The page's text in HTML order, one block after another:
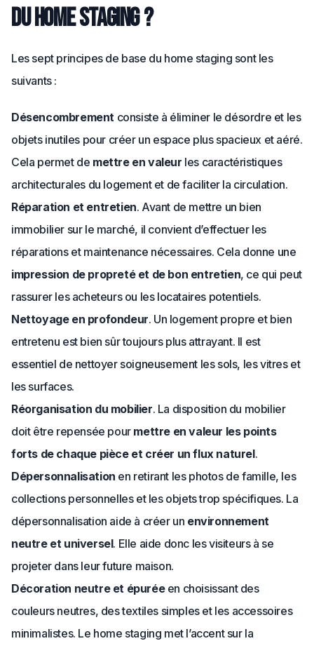
du home staging ?
Les sept principes de base du home staging sont les
suivants :
Désencombrement consiste à éliminer le désordre et les
objets inutiles pour créer un espace plus spacieux et aéré.
Cela permet de mettre en valeur les caractéristiques
architecturales du logement et de faciliter la circulation.
Réparation et entretien. Avant de mettre un bien
immobilier sur le marché, il convient d’effectuer les
réparations et maintenance nécessaires. Cela donne une
impression de propreté et de bon entretien, ce qui peut
rassurer les acheteurs ou les locataires potentiels.
Nettoyage en profondeur. Un logement propre et bien
entretenu est bien sûr toujours plus attrayant. Il est
essentiel de nettoyer soigneusement les sols, les vitres et
les surfaces.
Réorganisation du mobilier. La disposition du mobilier
doit être repensée pour mettre en valeur les points
forts de chaque pièce et créer un flux naturel.
Dépersonnalisation en retirant les photos de famille, les
collections personnelles et les objets trop spécifiques. La
dépersonnalisation aide à créer un environnement
neutre et universel. Elle aide donc les visiteurs à se
projeter dans leur future maison.
Décoration neutre et épuréeen choisissant des
couleurs neutres, des textiles simples et les accessoires
minimalistes. Le home staging met l’accent sur la